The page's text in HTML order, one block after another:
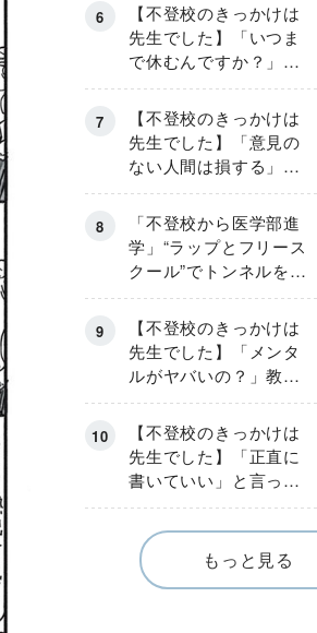
【不登校のきっかけは
先生でした】「いつま
で休むんですか？」追
い詰められる母と息子
《第６話》
【不登校のきっかけは
先生でした】「意見の
ない人間は損する」担
任の一言が苦しみに…
《第１話》
「不登校から医学部進
学」“ラップとフリース
クール”でトンネルを脱
して高校受験へ〔元野
球少年の実話〕
【不登校のきっかけは
先生でした】「メンタ
ルがヤバいの？」教室
で始まった悪ふざけ
《第３話》
【不登校のきっかけは
先生でした】「正直に
書いていい」と言った
のに…信じた言葉は噓
だった《第４話》
もっと見る